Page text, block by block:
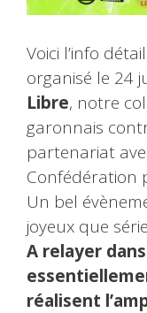
Voici l’info
organisé le 24
Libre, notre
garonnais
partenariat
Confédération
Un bel
joyeux que
A relayer
réalisent